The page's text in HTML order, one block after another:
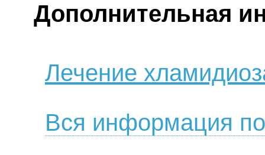
Дополнительная
Лечение
Вся информация